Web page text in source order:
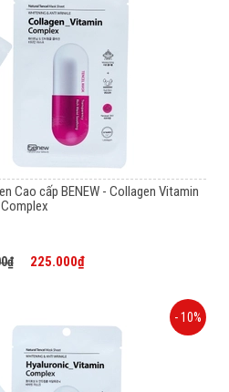
Cao cấp BENEW - Collagen Vitamin
Complex
225.000₫
- 10%